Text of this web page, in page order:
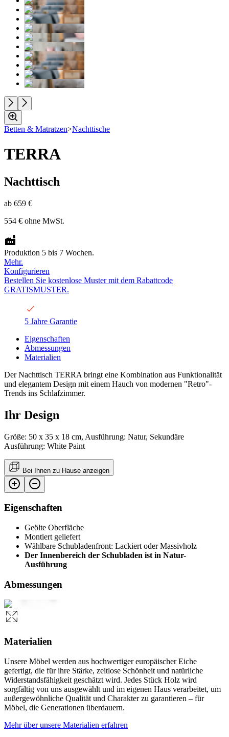
Betten & Matratzen>Nachttische
TERRA
Nachttisch
ab 659 €
554 € ohne MwSt.
Produktion 5 bis 7 Wochen.
Mehr.
Konfigurieren
Bestellen Sie kostenlose Muster mit dem Rabattcode
GRATISMUSTER.
5 Jahre Garantie
Eigenschaften
Abmessungen
Materialien
Der Nachttisch TERRA bringt eine Kombination aus Funktionalität
und elegantem Design mit einem Hauch von modernen "Retro"-
Trends ins Schlafzimmer.
Ihr Design
Größe: 50 x 35 x 18 cm, Ausführung: Natur, Sekundäre
Ausführung: White Paint
Bei Ihnen zu Hause anzeigen
Eigenschaften
Geölte Oberfläche
Montiert geliefert
Wählbare Schubladenfront: Lackiert oder Massivholz
Der Innenbereich der Schubladen ist in Natur-
Ausführung
Abmessungen
Materialien
Unsere Möbel werden aus hochwertiger europäischer Eiche
gefertigt, die für ihre Stärke, zeitlose Schönheit und natürliche
Widerstandsfähigkeit geschätzt wird. Jedes Stück Holz wird
sorgfältig von uns ausgewählt und im eigenen Haus verarbeitet, um
außergewöhnliche Qualität und Charakter zu garantieren – für
Möbel, die Generationen überdauern.
Mehr über unsere Materialien erfahren